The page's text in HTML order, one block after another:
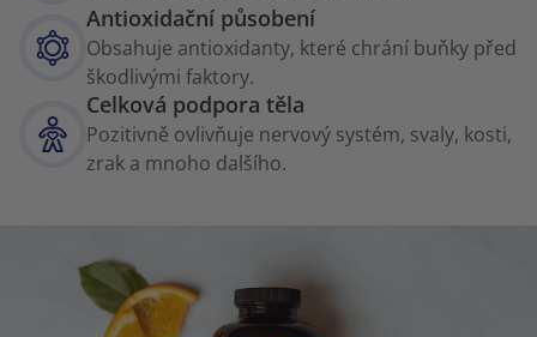
Antioxidační působení
Obsahuje antioxidanty, které chrání buňky před
škodlivými faktory.
Celková podpora těla
Pozitivně ovlivňuje nervový systém, svaly, kosti,
zrak a mnoho dalšího.